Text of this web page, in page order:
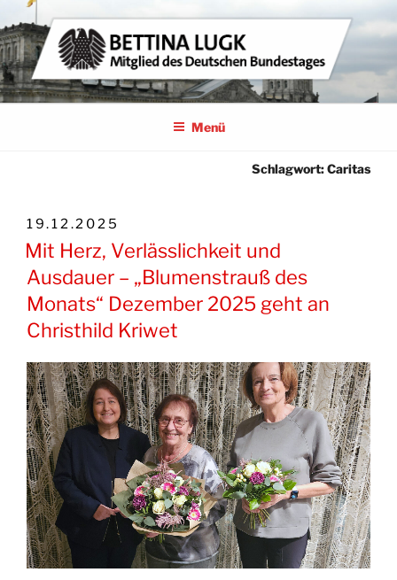
Zum
Inhalt
springen
BETTINA LUGK
MITGLIED DES DEUTSCHEN BUNDESTAGES
Menü
Schlagwort:Caritas
VERÖFFENTLICHT
AM
19.12.2025
Mit Herz, Verlässlichkeit und
Ausdauer – „Blumenstrauß des
Monats“ Dezember 2025 geht an
Christhild Kriwet